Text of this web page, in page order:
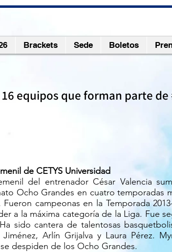
Brackets Sede Boletos
equipos que forman parte de
de CETYS Universidad
del entrenador César Valencia
Ocho Grandes en cuatro temporadas
Fueron campeonas en la Temporada
a la máxima categoría de la Liga. Fue
sido cantera de talentosas
Jiménez, Arlín Grijalva y Laura Pérez.
despiden de los Ocho Grandes.